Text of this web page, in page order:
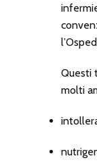
Questi
molti